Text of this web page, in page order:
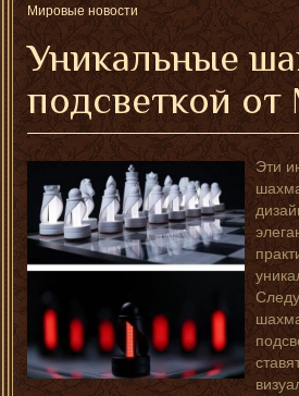
Мировые новости
Уникальные
подсветкой от
Эти